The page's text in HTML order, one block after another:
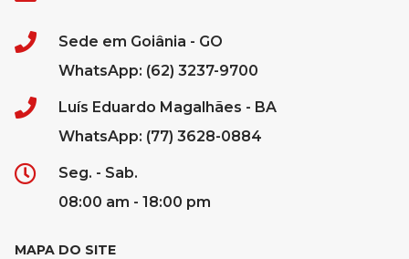
Sede em Goiânia - GO
WhatsApp: (62) 3237-9700
Luís Eduardo Magalhães - BA
WhatsApp: (77) 3628-0884
Seg. - Sab.
08:00 am - 18:00 pm
MAPA DO SITE